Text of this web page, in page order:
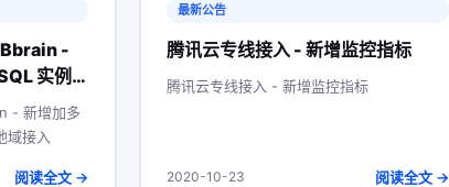
-
实例
- 新增加多
域接入
阅读全文 →
最新公告
腾讯云专线接入 - 新增监控指标
腾讯云专线接入 - 新增监控指标
2020-10-23 阅读全文 →